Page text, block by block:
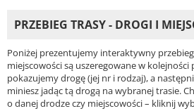
PRZEBIEG TRASY - DROGI I
Poniżej prezentujemy interaktywny
miejscowości są uszeregowane w kolejności
pokazujemy drogę (jej nr i rodzaj), a
miniesz jadąc tą drogą na wybranej trasie.
o danej drodze czy miejscowości – kliknij